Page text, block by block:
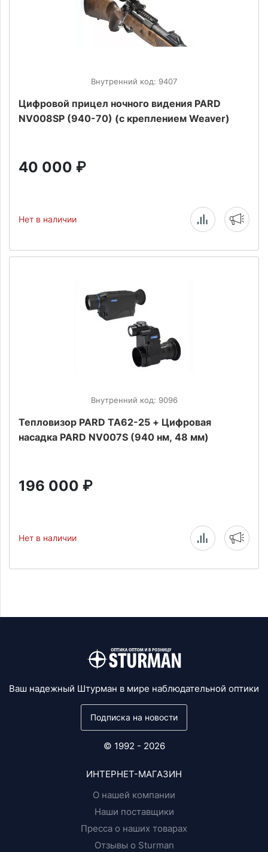
Внутренний код: 9407
Цифровой прицел ночного видения PARD
NV008SP (940-70) (с креплением Weaver)
40 000 ₽
Нет в наличии
Внутренний код: 9096
Тепловизор PARD TA62-25 + Цифровая
насадка PARD NV007S (940 нм, 48 мм)
196 000 ₽
Нет в наличии
Ваш надежный Штурман в мире наблюдательной оптики
Подписка на новости
© 1992 - 2026
ИНТЕРНЕТ-МАГАЗИН
О нашей компании
Наши поставщики
Пресса о наших товарах
Отзывы о Sturman